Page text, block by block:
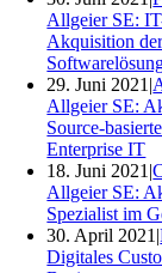
Allgeier SE:
Akquisition
29. Juni 2021 |
Allgeier SE:
Source-
Enterprise IT
18. Juni 2021 |
Allgeier SE:
Spezialist im
30. April 2021 |
Digitales